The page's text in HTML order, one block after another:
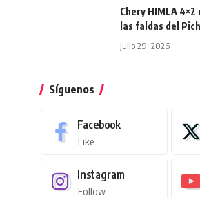
Chery HIMLA
las faldas del
julio 29, 2026
Síguenos
Facebook
Like
Instagram
Follow